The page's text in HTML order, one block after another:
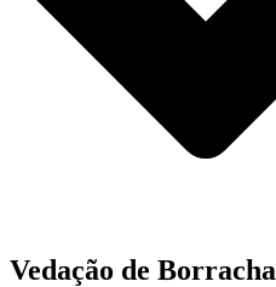
Vedação de Borracha